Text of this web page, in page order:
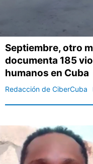
Septiembre, otro
documenta 185
humanos en Cuba
Redacción de CiberCuba